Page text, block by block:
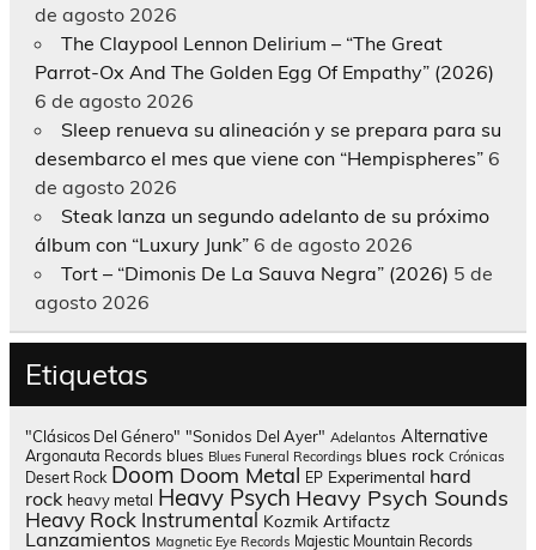
de agosto 2026
The Claypool Lennon Delirium – “The Great
Parrot-Ox And The Golden Egg Of Empathy” (2026)
6 de agosto 2026
Sleep renueva su alineación y se prepara para su
desembarco el mes que viene con “Hempispheres” 6
de agosto 2026
Steak lanza un segundo adelanto de su próximo
álbum con “Luxury Junk” 6 de agosto 2026
Tort – “Dimonis De La Sauva Negra” (2026) 5 de
agosto 2026
Etiquetas
"Clásicos Del Género" "Sonidos Del Ayer" Adelantos Alternative
Argonauta Records blues Blues Funeral Recordings blues rock Crónicas
Desert Rock Doom Doom Metal EP Experimental hard
rock heavy metal Heavy Psych Heavy Psych Sounds
Heavy Rock Instrumental Kozmik Artifactz
Lanzamientos Magnetic Eye Records Majestic Mountain Records